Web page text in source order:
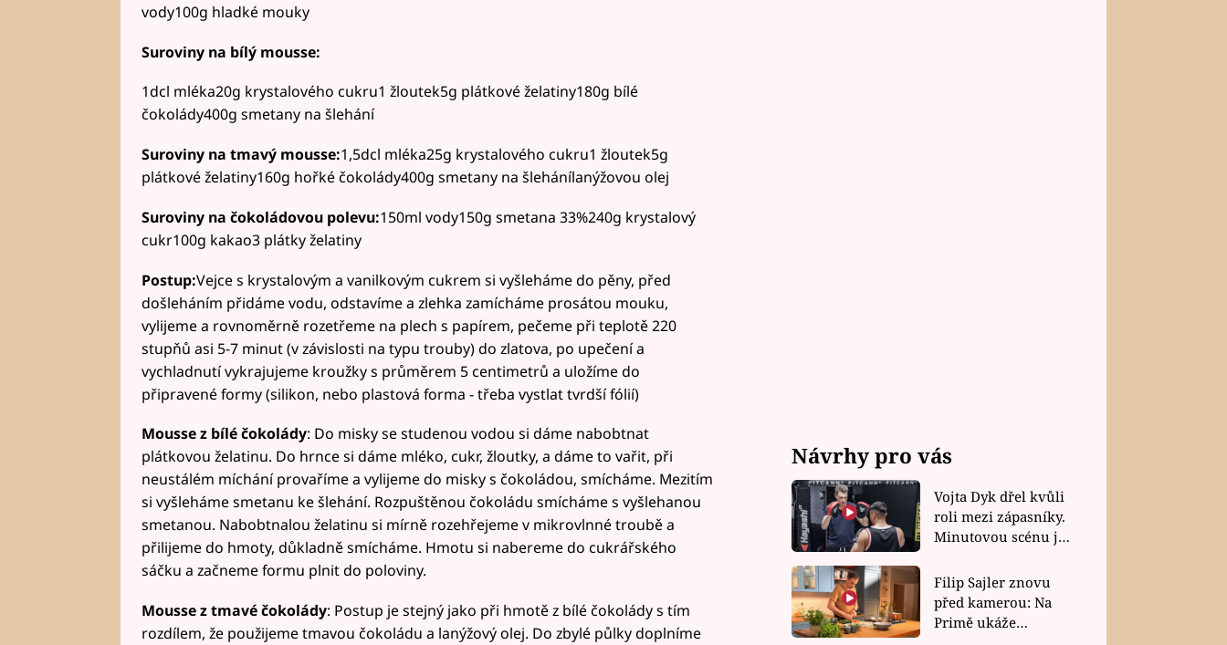
vody100g hladké mouky
Suroviny na bílý mousse:
1dcl mléka20g krystalového cukru1 žloutek5g plátkové želatiny180g bílé
čokolády400g smetany na šlehání
Suroviny na tmavý mousse:1,5dcl mléka25g krystalového cukru1 žloutek5g
plátkové želatiny160g hořké čokolády400g smetany na šlehánílanýžovou olej
Suroviny na čokoládovou polevu:150ml vody150g smetana 33%240g krystalový
cukr100g kakao3 plátky želatiny
Postup:Vejce s krystalovým a vanilkovým cukrem si vyšleháme do pěny, před
došleháním přidáme vodu, odstavíme a zlehka zamícháme prosátou mouku,
vylijeme a rovnoměrně rozetřeme na plech s papírem, pečeme při teplotě 220
stupňů asi 5-7 minut (v závislosti na typu trouby) do zlatova, po upečení a
vychladnutí vykrajujeme kroužky s průměrem 5 centimetrů a uložíme do
připravené formy (silikon, nebo plastová forma - třeba vystlat tvrdší fólií)
Mousse z bílé čokolády: Do misky se studenou vodou si dáme nabobtnat
plátkovou želatinu. Do hrnce si dáme mléko, cukr, žloutky, a dáme to vařit, při
neustálém míchání provaříme a vylijeme do misky s čokoládou, smícháme. Mezitím
si vyšleháme smetanu ke šlehání. Rozpuštěnou čokoládu smícháme s vyšlehanou
smetanou. Nabobtnalou želatinu si mírně rozehřejeme v mikrovlnné troubě a
přilijeme do hmoty, důkladně smícháme. Hmotu si nabereme do cukrářského
sáčku a začneme formu plnit do poloviny.
Mousse z tmavé čokolády: Postup je stejný jako při hmotě z bílé čokolády s tím
rozdílem, že použijeme tmavou čokoládu a lanýžový olej. Do zbylé půlky doplníme
Návrhy pro vás
Vojta Dyk dřel kvůli
roli mezi zápasníky.
Minutovou scénu jel
Filip Sajler znovu
před kamerou: Na
Primě ukáže